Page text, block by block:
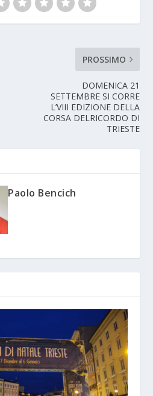
PROSSIMO
DOMENICA 21
SETTEMBRE SI CORRE
L’VIII EDIZIONE DELLA
CORSA DELRICORDO DI
TRIESTE
Paolo Bencich